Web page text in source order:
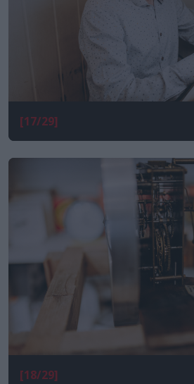
[17/29]
[18/29]